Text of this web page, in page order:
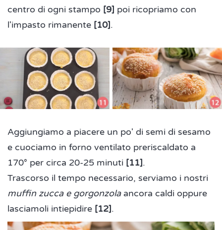
centro di ogni stampo [9] poi ricopriamo con
l'impasto rimanente [10].
Aggiungiamo a piacere un po' di semi di sesamo
e cuociamo in forno ventilato preriscaldato a
170° per circa 20-25 minuti [11].
Trascorso il tempo necessario, serviamo i nostri
muffin zucca e gorgonzolaancora caldi oppure
lasciamoli intiepidire [12].